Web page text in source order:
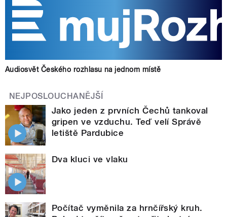
Audiosvět Českého rozhlasu na jednom místě
NEJPOSLOUCHANĚJŠÍ
Jako jeden z prvních Čechů tankoval
gripen ve vzduchu. Teď velí Správě
letiště Pardubice
Dva kluci ve vlaku
Počítač vyměnila za hrnčířský kruh.